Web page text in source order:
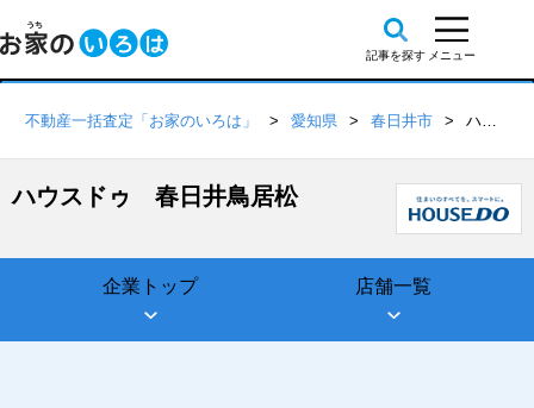
不動産一括査定「お家のいろは」 愛知県 春日井市 ハウスドゥ 春日井鳥居松
ハウスドゥ 春日井鳥居松
企業トップ 店舗一覧